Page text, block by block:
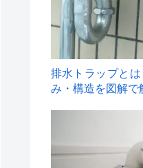
排水トラップと
み・構造を図解で